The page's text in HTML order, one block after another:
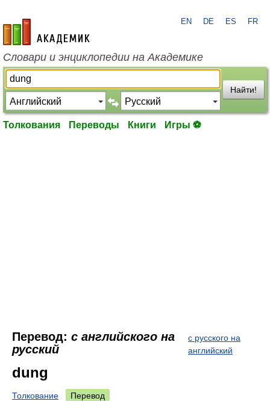
academic.ru
EN DE ES FR
Словари и энциклопедии на Академике
Найти!
Толкования Переводы Книги Игры ⚽
Перевод: с английского на
русский
с русского на
английский
dung
Толкование Перевод